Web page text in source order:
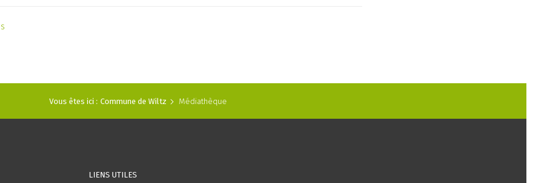
Vous êtes ici : Commune de Wiltz Médiathèque
LIENS UTILES